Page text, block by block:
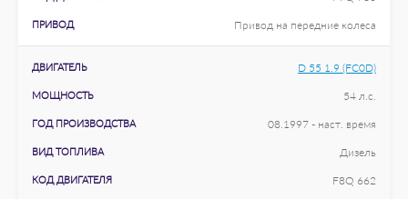
ПРИВОД Привод на передние колеса
ДВИГАТЕЛЬ D 55 1.9 (FC0D)
МОЩНОСТЬ 54 л.с.
ГОД ПРОИЗВОДСТВА 08.1997 - наст. время
ВИД ТОПЛИВА Дизель
КОД ДВИГАТЕЛЯ F8Q 662